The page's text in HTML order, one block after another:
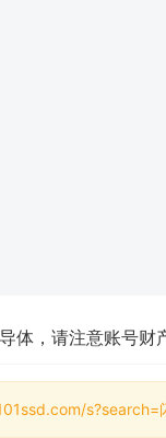
体，请注意账号财
s?search=